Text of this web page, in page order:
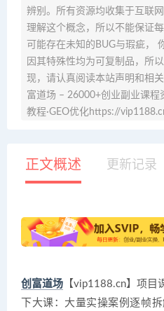
辨别。所有资源均收集于互联
理解这个概念，所以不能保证
可能存在未知的BUG与瑕疵，
因其特殊性均为可复制品，所
现，请认真阅读本站声明和相
富道场 – 26000+创业副业课程
教程·GEO优化https://
正文概述 更新记录
创富道场 【vip1188.cn】项目
下大课：大量实操案例逐帧